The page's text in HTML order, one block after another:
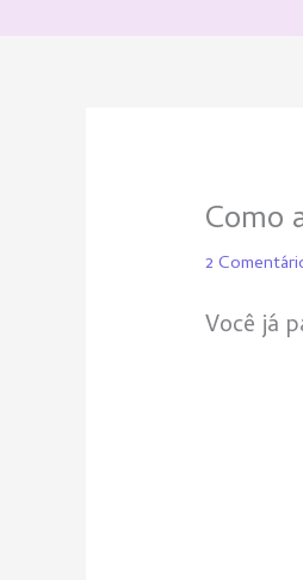
Como
2
Você já